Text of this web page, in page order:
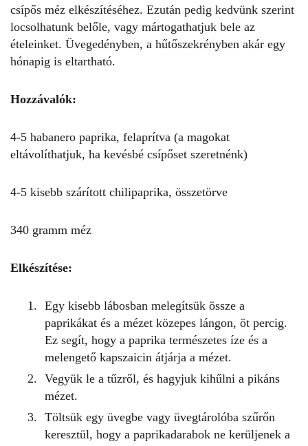
csípős méz elkészítéséhez. Ezután pedig kedvünk szerint
locsolhatunk belőle, vagy mártogathatjuk bele az
ételeinket. Üvegedényben, a hűtőszekrényben akár egy
hónapig is eltartható.
Hozzávalók:
4-5 habanero paprika, felaprítva (a magokat
eltávolíthatjuk, ha kevésbé csípőset szeretnénk)
4-5 kisebb szárított chilipaprika, összetörve
340 gramm méz
Elkészítése:
Egy kisebb lábosban melegítsük össze a
paprikákat és a mézet közepes lángon, öt percig.
Ez segít, hogy a paprika természetes íze és a
melengető kapszaicin átjárja a mézet.
Vegyük le a tűzről, és hagyjuk kihűlni a pikáns
mézet.
Töltsük egy üvegbe vagy üvegtárolóba szűrőn
keresztül, hogy a paprikadarabok ne kerüljenek a